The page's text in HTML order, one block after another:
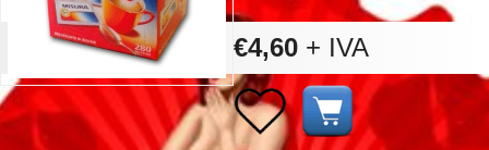
€4,60 + IVA